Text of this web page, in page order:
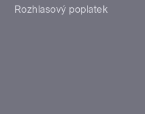
Rozhlasový poplatek